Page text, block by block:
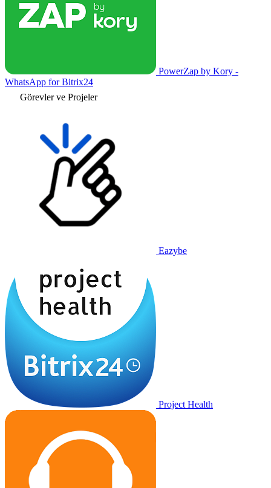
PowerZap by Kory -
WhatsApp for Bitrix24
Görevler ve Projeler
Eazybe
Project Health